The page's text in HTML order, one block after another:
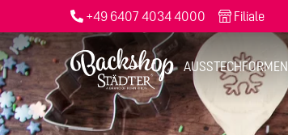
+49 6407 4034 4000 Filiale
AUSSTECHFORMEN